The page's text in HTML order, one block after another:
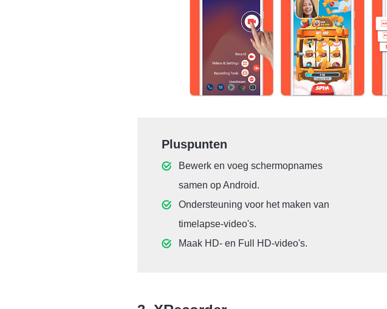
Pluspunten
Bewerk en voeg schermopnames
samen op Android.
Ondersteuning voor het maken van
timelapse-video's.
Maak HD- en Full HD-video's.